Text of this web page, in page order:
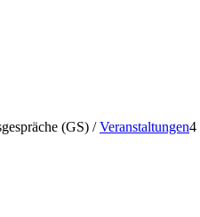
(GS) / Veranstaltungen4